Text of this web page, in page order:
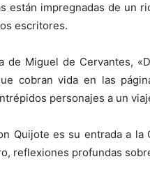
están impregnadas de
escritores.
Miguel de Cervantes,
cobran vida en las
personajes a un
Quijote es su entrada a
reflexiones profundas